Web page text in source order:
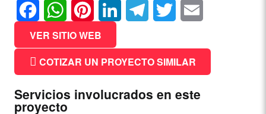
FacebookWhatsApp
PinterestLinkedIn
VER SITIO WEB
COTIZAR UN PROYECTO SIMILAR
Servicios involucrados en este
proyecto